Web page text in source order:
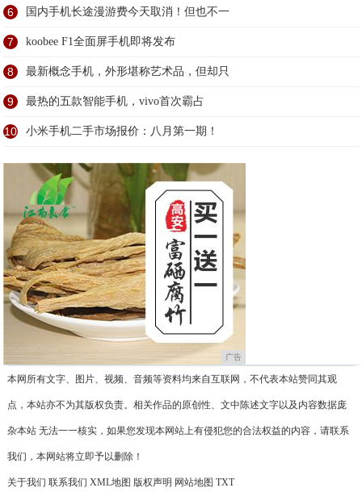
6 国内手机长途漫游费今天取消！但也不一
7 koobee F1全面屏手机即将发布
8 最新概念手机，外形堪称艺术品，但却只
9 最热的五款智能手机，vivo首次霸占
10 小米手机二手市场报价：八月第一期！
广告
本网所有文字、图片、视频、音频等资料均来自互联网，不代表本站赞同其观
点，本站亦不为其版权负责。相关作品的原创性、文中陈述文字以及内容数据庞
杂本站 无法一一核实，如果您发现本网站上有侵犯您的合法权益的内容，请联系
我们，本网站将立即予以删除！
关于我们 联系我们 XML地图 版权声明 网站地图 TXT